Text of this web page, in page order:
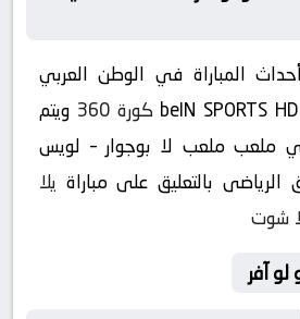
المباراة في الوطن العربي
كورة 360
ويتم
في ملعب ملعب لا بوجوار – لويس
الرياضى بالتعليق على مباراة يلا
شوت
آفر